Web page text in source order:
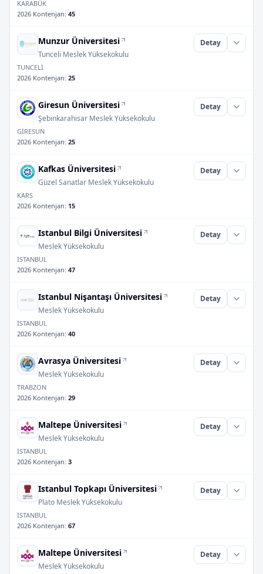
KARABÜK
2026 Kontenjan: 45
Munzur Üniversitesi
Tunceli Meslek Yüksekokulu
Detay
TUNCELİ
2026 Kontenjan: 25
Giresun Üniversitesi
Şebinkarahisar Meslek Yüksekokulu
Detay
GİRESUN
2026 Kontenjan: 25
Kafkas Üniversitesi
Güzel Sanatlar Meslek Yüksekokulu
Detay
KARS
2026 Kontenjan: 15
Istanbul Bilgi Üniversitesi
Meslek Yüksekokulu
Detay
İSTANBUL
2026 Kontenjan: 47
Istanbul Nişantaşı Üniversitesi
Meslek Yüksekokulu
Detay
İSTANBUL
2026 Kontenjan: 40
Avrasya Üniversitesi
Meslek Yüksekokulu
Detay
TRABZON
2026 Kontenjan: 29
Maltepe Üniversitesi
Meslek Yüksekokulu
Detay
İSTANBUL
2026 Kontenjan: 3
Istanbul Topkapı Üniversitesi
Plato Meslek Yüksekokulu
Detay
İSTANBUL
2026 Kontenjan: 67
Maltepe Üniversitesi
Meslek Yüksekokulu
Detay